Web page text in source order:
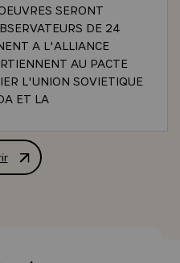
SERONT
DE 24
A L'ALLIANCE
AU PACTE
L'UNION SOVIETIQUE
ET LA
DES MANOEUVRES
SUIVIES A L'ECHELLE
L'IMPORTANCE
DE TERRE : LA
DE TERRE A ETE
`ANNEE`. J'Y
DE PRESSE DE M.